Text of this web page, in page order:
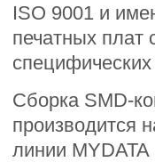
ISO 9001 и
печатных плат
Сборка SMD-
производится
линии MYDATA